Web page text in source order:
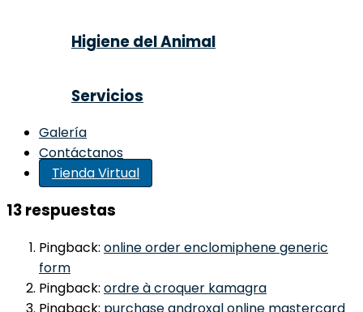
Higiene del Animal
Servicios
Galería
Contáctanos
Tienda Virtual
13 respuestas
Pingback: online order enclomiphene generic
form
Pingback: ordre à croquer kamagra
Pingback: purchase androxal online mastercard